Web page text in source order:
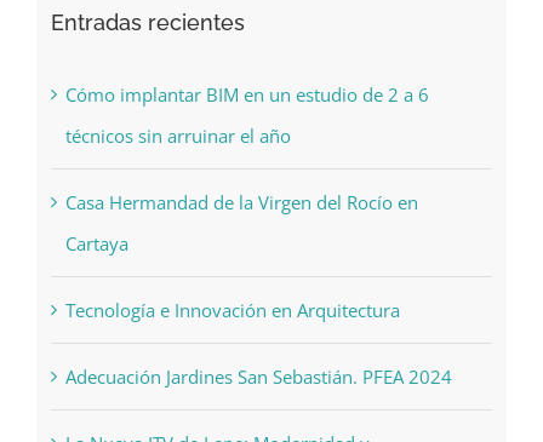
Entradas recientes
Cómo implantar BIM en un estudio de 2 a 6
técnicos sin arruinar el año
Casa Hermandad de la Virgen del Rocío en
Cartaya
Tecnología e Innovación en Arquitectura
Adecuación Jardines San Sebastián. PFEA 2024